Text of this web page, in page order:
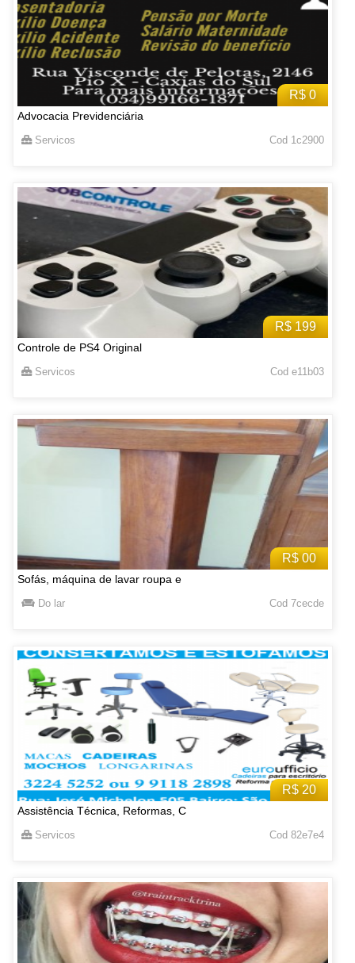
R$ 0
Advocacia Previdenciária
Servicos Cod 1c2900
R$ 199
Controle de PS4 Original
Servicos Cod e11b03
R$ 00
Sofás, máquina de lavar roupa e
Do lar Cod 7cecde
R$ 20
Assistência Técnica, Reformas, C
Servicos Cod 82e7e4